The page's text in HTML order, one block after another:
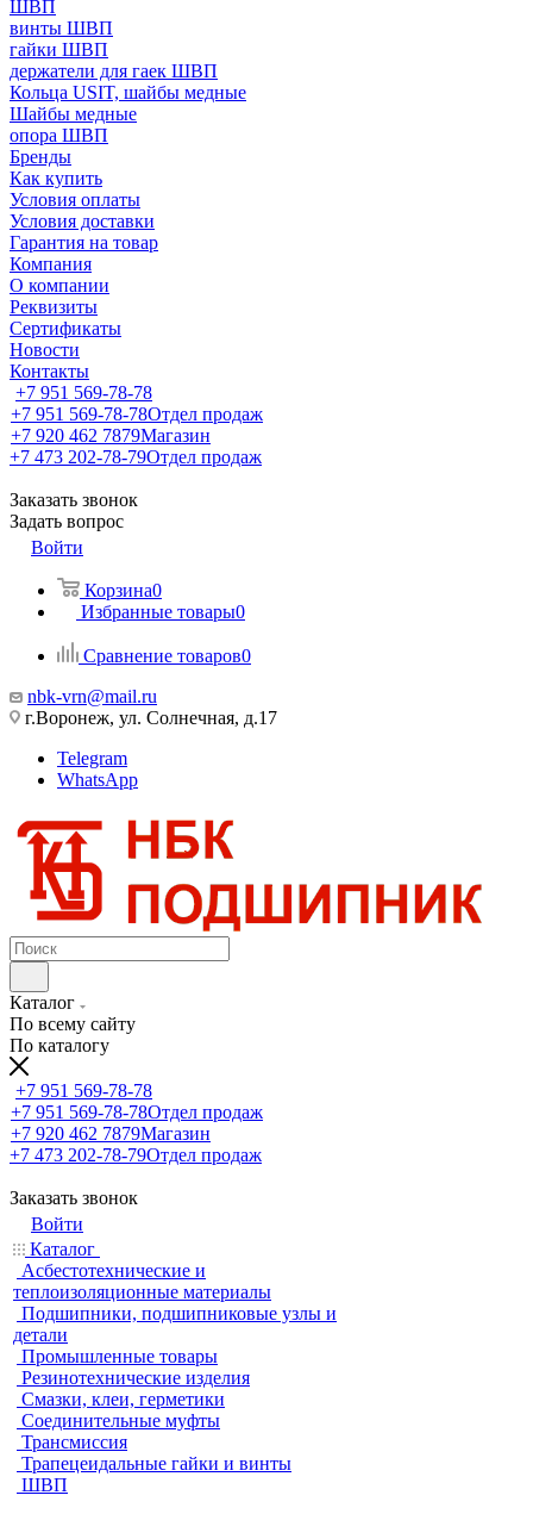
ШВП
винты ШВП
гайки ШВП
держатели для гаек ШВП
Кольца USIT, шайбы медные
Шайбы медные
опора ШВП
Бренды
Как купить
Условия оплаты
Условия доставки
Гарантия на товар
Компания
О компании
Реквизиты
Сертификаты
Новости
Контакты
+7 951 569-78-78
+7 951 569-78-78Отдел продаж
+7 920 462 7879Магазин
+7 473 202-78-79Отдел продаж
Заказать звонок
Задать вопрос
Войти
Корзина0
Избранные товары0
Сравнение товаров0
nbk-vrn@mail.ru
г.Воронеж, ул. Солнечная, д.17
Telegram
WhatsApp
Каталог
По всему сайту
По каталогу
+7 951 569-78-78
+7 951 569-78-78Отдел продаж
+7 920 462 7879Магазин
+7 473 202-78-79Отдел продаж
Заказать звонок
Войти
Каталог
Асбестотехнические и
теплоизоляционные материалы
Подшипники, подшипниковые узлы и
детали
Промышленные товары
Резинотехнические изделия
Смазки, клеи, герметики
Соединительные муфты
Трансмиссия
Трапецеидальные гайки и винты
ШВП